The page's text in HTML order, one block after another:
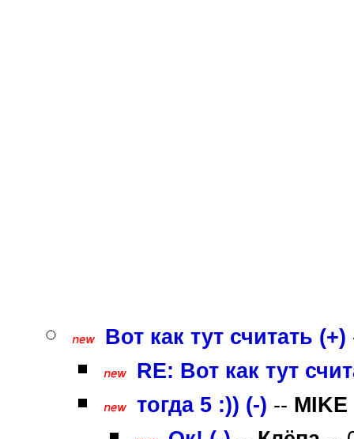
Вот как тут считать (+)
RE: Вот как тут
тогда 5 :)) (-) -- MIKE